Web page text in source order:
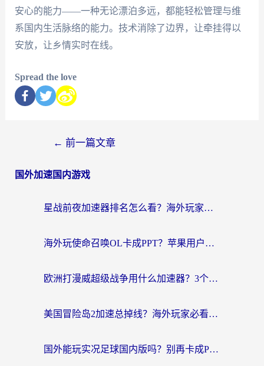
安心的能力——一种无论漂泊多远，都能轻松管理与维
系国内生活脉络的能力。技术消除了边界，让牵挂得以
安放，让乡情实时在线。
Spread the love
← 前一篇文章
国外加速国内游戏
星战前夜加速器排名怎么看？海外玩家国服游戏畅玩终极指南（附欧洲玩跑跑我的起源解决方案）
海外玩使命召唤OL卡成PPT？苹果用户必看：使命召唤OL国外加速器下载苹果版指南
欧洲打漫威超级战争用什么加速器？3个海外游戏卡顿问题一次解决（附实测推荐）
美国冒险岛2加速总掉线？海外玩家必看的国服游戏加速器选择指南
国外能玩实况足球国内版吗？别再卡成PPT！海外党国服游戏加速全攻略